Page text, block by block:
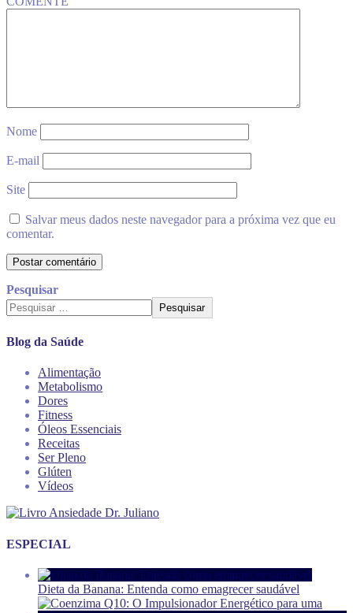
Nome
E-mail
Site
Salvar meus dados neste navegador para a próxima vez que eu
comentar.
Pesquisar
Pesquisar
Blog da Saúde
Alimentação
Metabolismo
Dores
Fitness
Óleos Essenciais
Receitas
Ser Pleno
Glúten
Vídeos
ESPECIAL
Dieta da Banana: Entenda como emagrecer saudável